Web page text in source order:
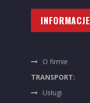
INFORMACJE
O firmie
TRANSPORT:
Usługi